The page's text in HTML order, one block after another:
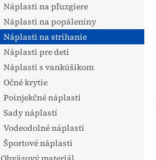
Náplasti na pľuzgiere
Náplasti na popáleniny
Náplasti na strihanie
Náplasti pre deti
Náplasti s vankúšikom
Očné krytie
Poinjekčné náplasti
Sady náplastí
Vodeodolné náplasti
Športové náplasti